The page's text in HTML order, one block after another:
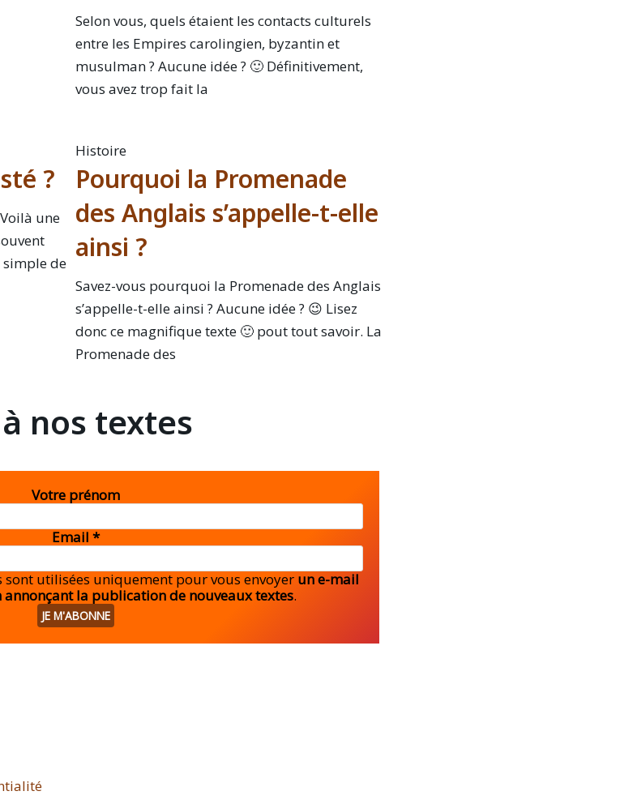
Selon vous, quels étaient les contacts culturels
entre les Empires carolingien, byzantin et
musulman ? Aucune idée ? 🙂 Définitivement,
vous avez trop fait la
?
une
simple de
Histoire
Pourquoi la Promenade
des Anglais s’appelle-t-elle
ainsi ?
Savez-vous pourquoi la Promenade des Anglais
s’appelle-t-elle ainsi ? Aucune idée ? 😉 Lisez
donc ce magnifique texte 🙂 pout tout savoir. La
Promenade des
nos textes
Votre prénom
Email *
utilisées uniquement pour vous envoyer un e-mail
la publication de nouveaux textes.